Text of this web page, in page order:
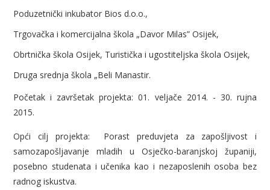
Poduzetnički inkubator Bios d.o.o.,
Trgovačka i komercijalna škola „Davor Milas” Osijek,
Obrtnička škola Osijek, Turistička i ugostiteljska škola Osijek,
Druga srednja škola „Beli Manastir.
Početak i završetak projekta: 01. veljače 2014. - 30. rujna
2015.
Opći cilj projekta: Porast preduvjeta za zapošljivost i
samozapošljavanje mladih u Osječko-baranjskoj županiji,
posebno studenata i učenika kao i nezaposlenih osoba bez
radnog iskustva.